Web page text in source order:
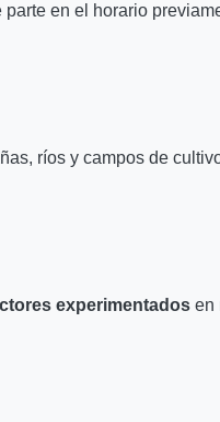
en el horario
ríos y campos de
experimentados en